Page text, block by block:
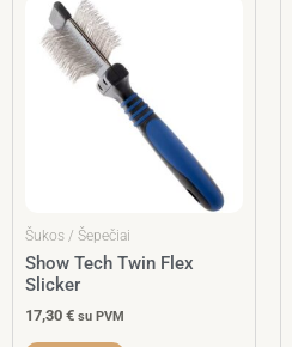
Šukos / Šepečiai
Show Tech Twin Flex
Slicker
17,30 € su PVM